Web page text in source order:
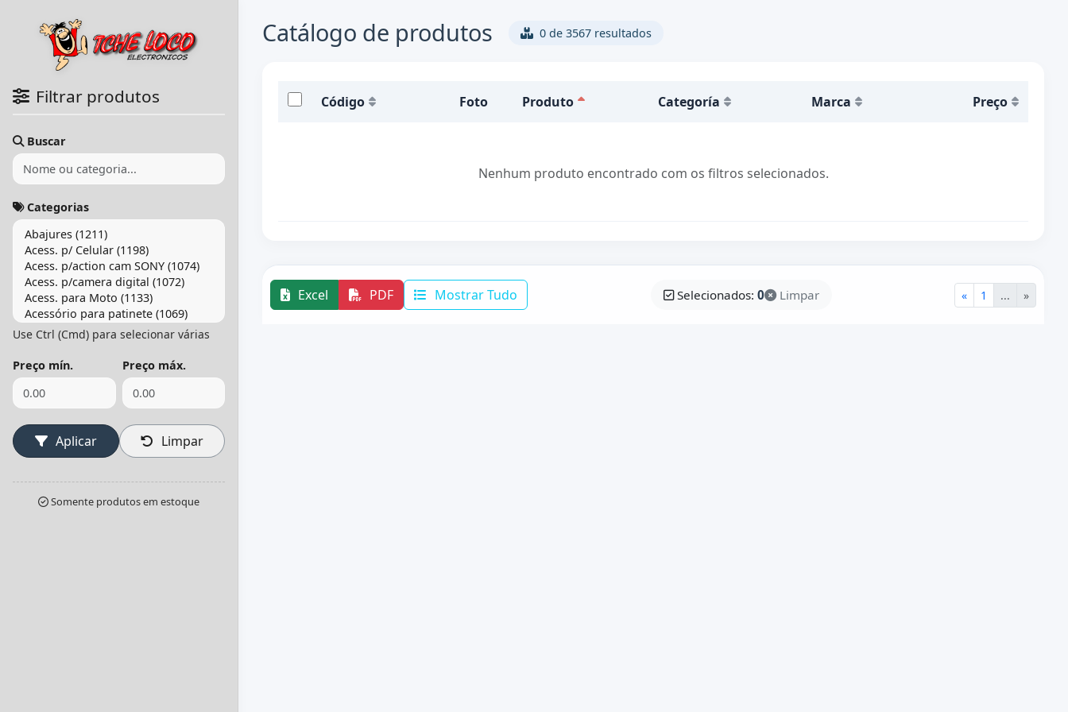
Filtrar produtos
Buscar
Categorias
Use Ctrl (Cmd) para selecionar várias
Preço mín. Preço máx.
Aplicar Limpar
Somente produtos em estoque
Catálogo de produtos 0 de 3567 resultados
Código Foto Produto Categoría Marca Preço
Nenhum produto encontrado com os filtros selecionados.
Excel PDF Mostrar Tudo Selecionados: 0 Limpar « 1 ... »